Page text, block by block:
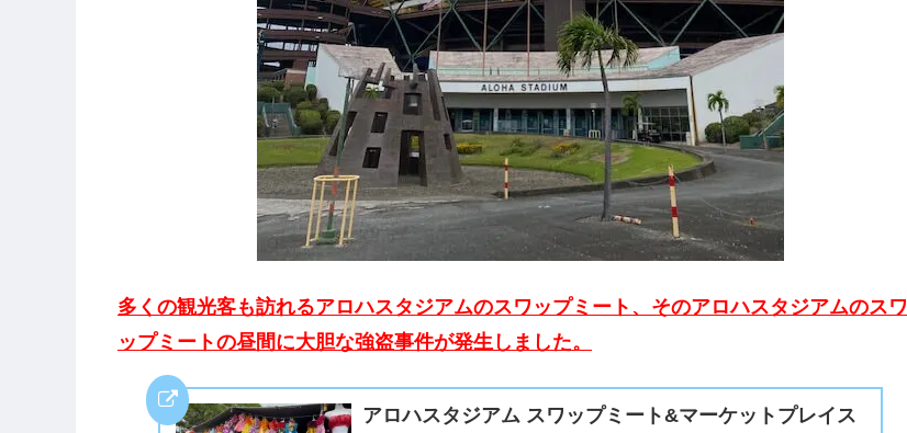
多くの観光客も訪れるアロハスタジアムのスワップミート、そのアロハスタジアムのスワ
ップミートの昼間に大胆な強盗事件が発生しました。
アロハスタジアム スワップミート&マーケットプレイス